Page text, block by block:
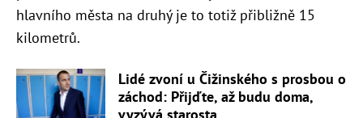
hlavního města na druhý je to totiž přibližně 15
kilometrů.
Lidé zvoní u Čižinského s prosbou o
záchod: Přijďte, až budu doma,
vyzývá starosta